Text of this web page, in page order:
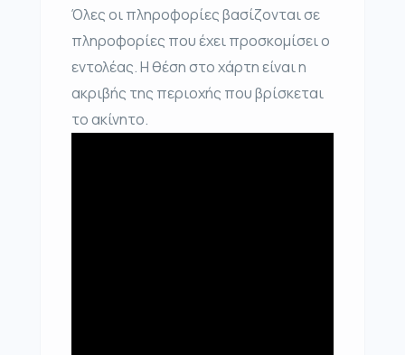
Όλες οι πληροφορίες βασίζονται σε
πληροφορίες που έχει προσκομίσει ο
εντολέας. Η θέση στο χάρτη είναι η
ακριβής της περιοχής που βρίσκεται
το ακίνητο.